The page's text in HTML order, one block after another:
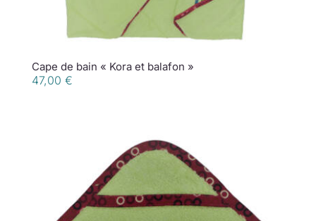
Cape de bain « Kora et balafon »
47,00 €